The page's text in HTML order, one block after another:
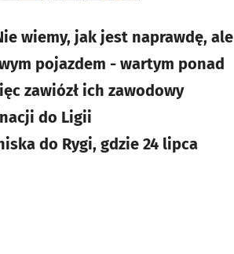
wiemy, jak jest naprawdę, ale
pojazdem - wartym ponad
zawiózł ich zawodowy
do Ligii
do Rygi, gdzie 24 lipca